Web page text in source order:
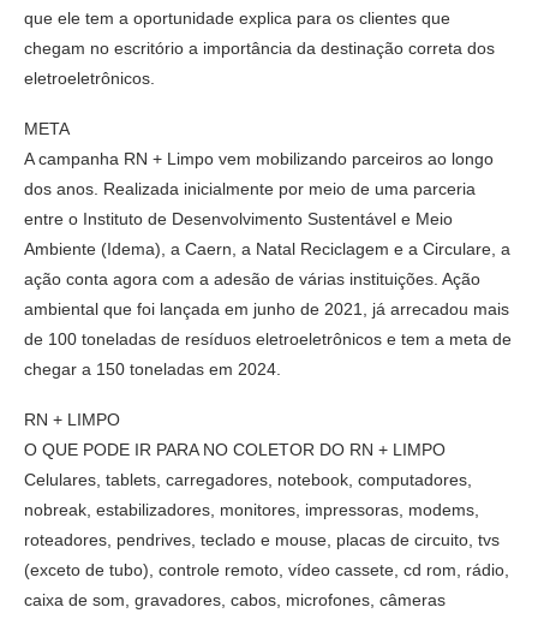
que ele tem a oportunidade explica para os clientes que
chegam no escritório a importância da destinação correta dos
eletroeletrônicos.
META
A campanha RN + Limpo vem mobilizando parceiros ao longo
dos anos. Realizada inicialmente por meio de uma parceria
entre o Instituto de Desenvolvimento Sustentável e Meio
Ambiente (Idema), a Caern, a Natal Reciclagem e a Circulare, a
ação conta agora com a adesão de várias instituições. Ação
ambiental que foi lançada em junho de 2021, já arrecadou mais
de 100 toneladas de resíduos eletroeletrônicos e tem a meta de
chegar a 150 toneladas em 2024.
RN + LIMPO
O QUE PODE IR PARA NO COLETOR DO RN + LIMPO
Celulares, tablets, carregadores, notebook, computadores,
nobreak, estabilizadores, monitores, impressoras, modems,
roteadores, pendrives, teclado e mouse, placas de circuito, tvs
(exceto de tubo), controle remoto, vídeo cassete, cd rom, rádio,
caixa de som, gravadores, cabos, microfones, câmeras